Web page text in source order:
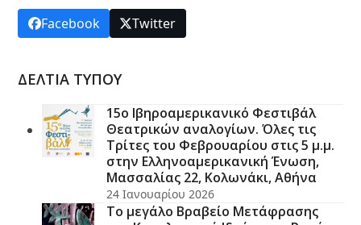
Facebook Twitter
ΔΕΛΤΙΑ ΤΥΠΟΥ
15ο Ιβηροαμερικανικό Φεστιβάλ
Θεατρικών αναλογίων. Όλες τις
Τρίτες του Φεβρουαρίου στις 5 μ.μ.
στην Ελληνοαμερικανική Ένωση,
Μασσαλίας 22, Κολωνάκι, Αθήνα
24 Ιανουαρίου 2026
Το μεγάλο Βραβείο Μετάφρασης